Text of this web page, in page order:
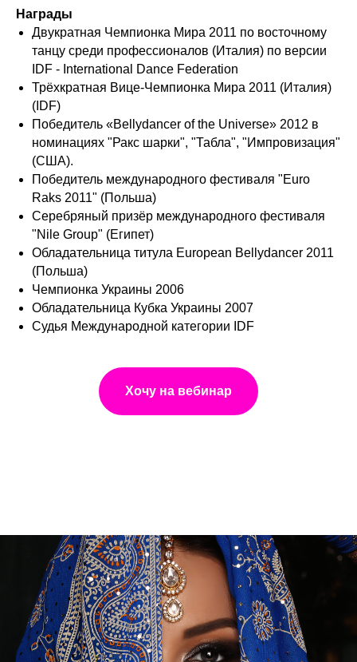
Награды
Двукратная Чемпионка Мира 2011 по восточному
танцу среди профессионалов (Италия) по версии
IDF - International Dance Federation
Трёхкратная Вице-Чемпионка Мира 2011 (Италия)
(IDF)
Победитель «Bellydancer of the Universe» 2012 в
номинациях "Ракс шарки", "Табла", "Импровизация"
(США).
Победитель международного фестиваля "Euro
Raks 2011" (Польша)
Серебряный призёр международного фестиваля
"Nile Group" (Египет)
Обладательница титула European Bellydancer 2011
(Польша)
Чемпионка Украины 2006
Обладательница Кубка Украины 2007
Судья Международной категории IDF
Хочу на вебинар